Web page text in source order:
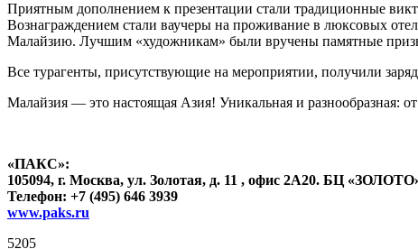
Приятным дополнением к презентации стали традиционные
Вознаграждением стали ваучеры на проживание в люксовых
Малайзию. Лучшим «художникам» были вручены памятные
Все турагенты, присутствующие на мероприятии, получили
Малайзия — это настоящая Азия! Уникальная и разнообразная:
«ПАКС»:
105094, г. Москва, ул. Золотая, д. 11 , офис 2А20. БЦ
Телефон: +7 (495) 646 3939
www.paks.ru
5205